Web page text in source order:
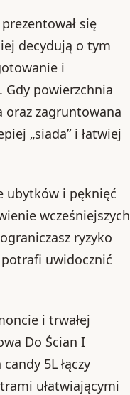
się
decydują o tym
i
Gdy powierzchnia
oraz zagruntowana
„siada” i łatwiej
ubytków i pęknięć
wcześniejszych
ryzyko
uwidocznić
i trwałej
Do Ścian I
5L łączy
ułatwiającymi